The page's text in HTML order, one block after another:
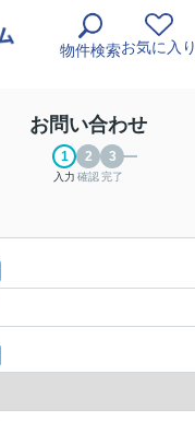
物件検索お気に入り
お問い合わせ
入力 確認完了